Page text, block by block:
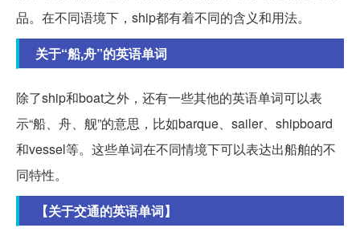
品。在不同语境下，ship都有着不同的含义和用法。
关于“船,舟”的英语单词
除了ship和boat之外，还有一些其他的英语单词可以表
示“船、舟、舰”的意思，比如barque、sailer、shipboard
和vessel等。这些单词在不同情境下可以表达出船舶的不
同特性。
【关于交通的英语单词】